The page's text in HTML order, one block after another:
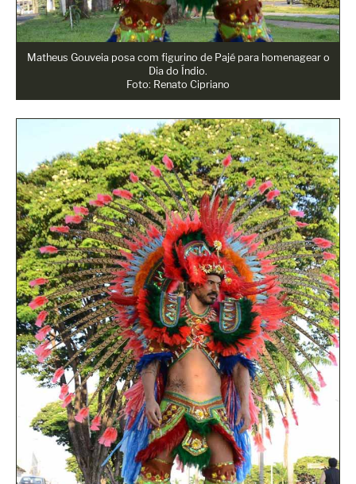
Matheus Gouveia posa com figurino de Pajé para homenagear o
Dia do Índio.
Foto: Renato Cipriano